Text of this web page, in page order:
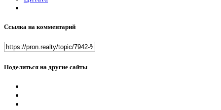
Ссылка на комментарий
Поделиться на другие сайты